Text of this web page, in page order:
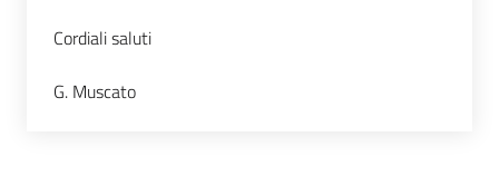
Cordiali saluti
G. Muscato